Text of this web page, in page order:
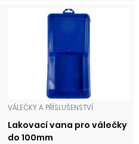
VÁLEČKY A PŘÍSLUŠENSTVÍ
Lakovací vana pro válečky
do 100mm